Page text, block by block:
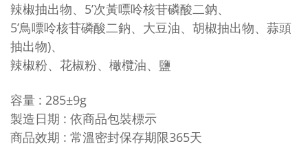
辣椒抽出物、5’次黃嘌呤核苷磷酸二鈉、
5’鳥嘌呤核苷磷酸二鈉、 大豆油、胡椒抽出物、蒜頭
抽出物)、
辣椒粉、花椒粉、橄欖油、鹽
容量 : 285±9g
製造日期 : 依商品包裝標示
商品效期 : 常溫密封保存期限365天